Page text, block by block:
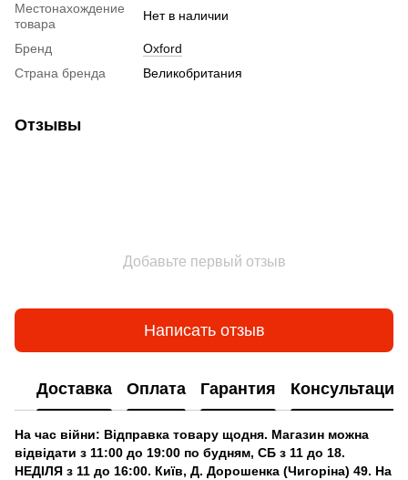
Мотошлем для ребенка
Местонахождение
товара
Нет в наличии
Бренд
Oxford
Страна бренда
Великобритания
Отзывы
Добавьте первый отзыв
Написать отзыв
Доставка Оплата Гарантия Консультация
На час війни: Відправка товару щодня. Магазин можна
відвідати з 11:00 до 19:00 по будням, СБ з 11 до 18.
НЕДІЛЯ з 11 до 16:00. Київ, Д. Дорошенка (Чигоріна) 49. На